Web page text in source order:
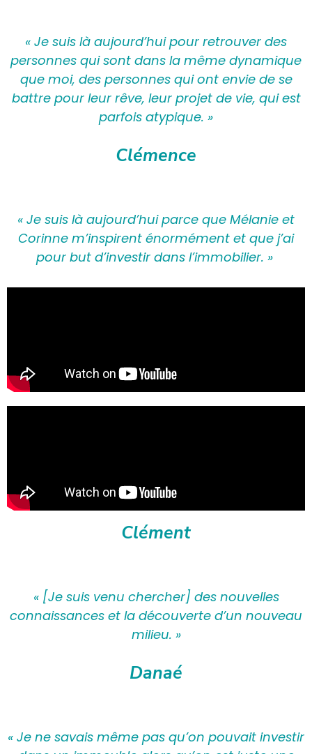
« Je suis là aujourd’hui pour retrouver des
personnes qui sont dans la même dynamique
que moi, des personnes qui ont envie de se
battre pour leur rêve, leur projet de vie, qui est
parfois atypique. »
Clémence
« Je suis là aujourd’hui parce que Mélanie et
Corinne m’inspirent énormément et que j’ai
pour but d’investir dans l’immobilier. »
Clément
« [Je suis venu chercher] des nouvelles
connaissances et la découverte d’un nouveau
milieu. »
Danaé
« Je ne savais même pas qu’on pouvait investir